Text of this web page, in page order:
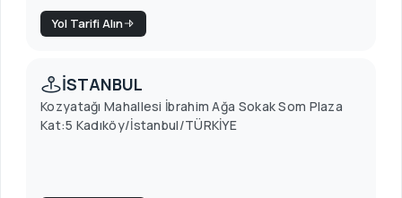
Yol Tarifi Alın
İSTANBUL
Kozyatağı Mahallesi İbrahim Ağa Sokak Som Plaza
Kat:5 Kadıköy/İstanbul/TÜRKİYE